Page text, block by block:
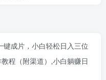
成片，小白轻松日入三位
程（附渠道）,小白躺赚日